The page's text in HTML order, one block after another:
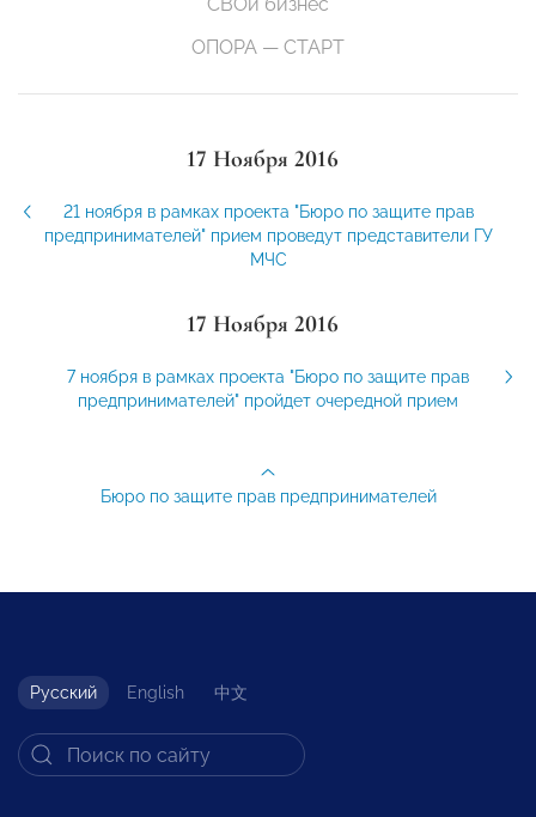
ОПОРА — СТАРТ
17 Ноября 2016
21 ноября в рамках проекта "Бюро по защите прав
предпринимателей" прием проведут представители ГУ
МЧС
17 Ноября 2016
7 ноября в рамках проекта "Бюро по защите прав
предпринимателей" пройдет очередной прием
Бюро по защите прав предпринимателей
Русский English 中文